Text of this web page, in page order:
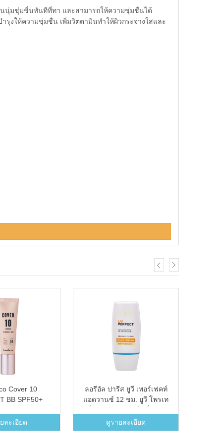
นนุ่มชุ่มชื่นทันทีที่ทา และสามารถให้ความชุ่มชื่นได้
รุงให้ความชุ่มชื่น เพิ่มวิตตามินทำให้ผิวกระจ่างใสและ
Cover 10
BB SPF50+
ละเอียด
ลอรีอัล ปารีส ยูวี เพอร์เฟคท์
แอดวานซ์ 12 ชม. ยูวี โพรเท
50+/PA++++ ครีมกันแดด
สำหรับผิวหน้าเนื้อบางเบา 30
ดูรายละเอียด